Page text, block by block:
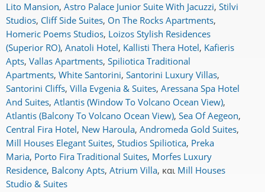
Lito Mansion, Astro Palace Junior Suite With Jacuzzi, Stilvi
Studios, Cliff Side Suites, On The Rocks Apartments,
Homeric Poems Studios, Loizos Stylish Residences
(Superior RO), Anatoli Hotel, Kallisti Thera Hotel, Kafieris
Apts, Vallas Apartments, Spiliotica Traditional
Apartments, White Santorini, Santorini Luxury Villas,
Santorini Cliffs, Villa Evgenia & Suites, Aressana Spa Hotel
And Suites, Atlantis (Window To Volcano Ocean View),
Atlantis (Balcony To Volcano Ocean View), Sea Of Aegeon,
Central Fira Hotel, New Haroula, Andromeda Gold Suites,
Mill Houses Elegant Suites, Studios Spiliotica, Preka
Maria, Porto Fira Traditional Suites, Morfes Luxury
Residence, Balcony Apts, Atrium Villa, και Mill Houses
Studio & Suites